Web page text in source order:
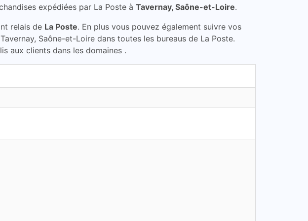
expédiées par La Poste à Tavernay, Saône-et-Loire.
relais de La Poste. En plus vous pouvez également suivre vos
Saône-et-Loire dans toutes les bureaus de La Poste.
aux clients dans les domaines .